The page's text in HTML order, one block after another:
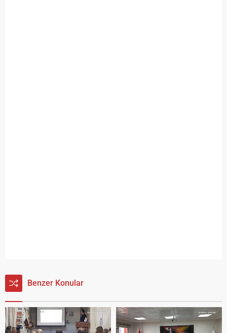
Benzer Konular